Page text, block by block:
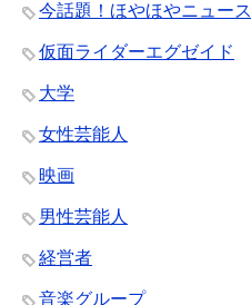
今話題！ほやほやニュース
仮面ライダーエグゼイド
大学
女性芸能人
映画
男性芸能人
経営者
音楽グループ